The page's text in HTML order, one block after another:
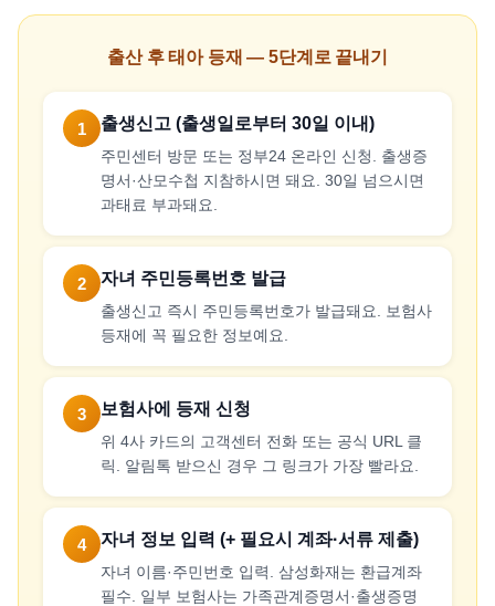
출산 후 태아 등재 — 5단계로 끝내기
1 출생신고 (출생일로부터 30일 이내)
주민센터 방문 또는 정부24 온라인 신청. 출생증
명서·산모수첩 지참하시면 돼요. 30일 넘으시면
과태료 부과돼요.
2 자녀 주민등록번호 발급
출생신고 즉시 주민등록번호가 발급돼요. 보험사
등재에 꼭 필요한 정보예요.
3 보험사에 등재 신청
위 4사 카드의 고객센터 전화 또는 공식 URL 클
릭. 알림톡 받으신 경우 그 링크가 가장 빨라요.
4 자녀 정보 입력 (+ 필요시 계좌·서류 제출)
자녀 이름·주민번호 입력. 삼성화재는 환급계좌
필수. 일부 보험사는 가족관계증명서·출생증명